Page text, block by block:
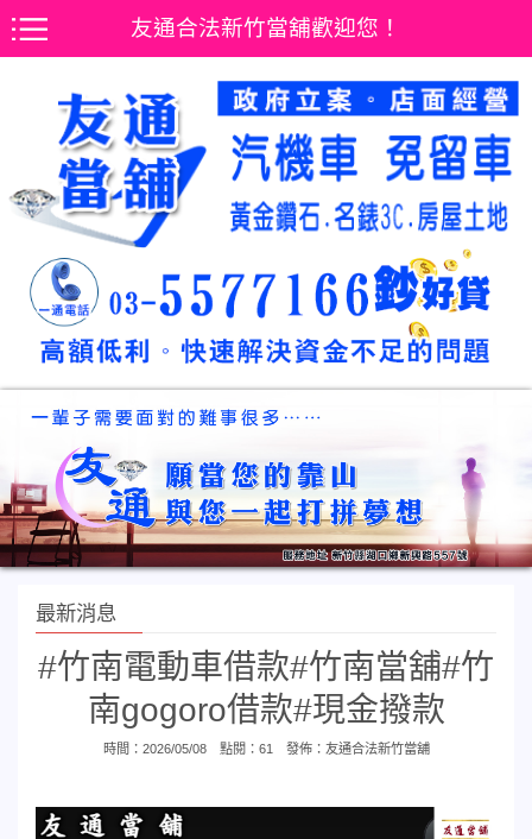
友通合法新竹當舖歡迎您！
最新消息
#竹南電動車借款#竹南當舖#竹
南gogoro借款#現金撥款
時間：2026/05/08 點閱：61 發佈： 友通合法新竹當舖